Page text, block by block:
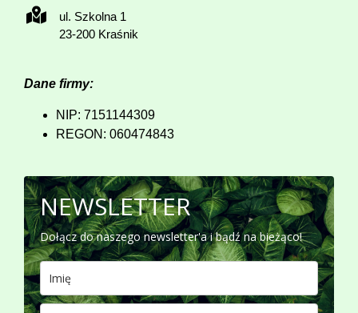
ul. Szkolna 1
23-200 Kraśnik
Dane firmy:
NIP: 7151144309
REGON: 060474843
NEWSLETTER
Dołącz do naszego newsletter'a i bądź na bieżąco!